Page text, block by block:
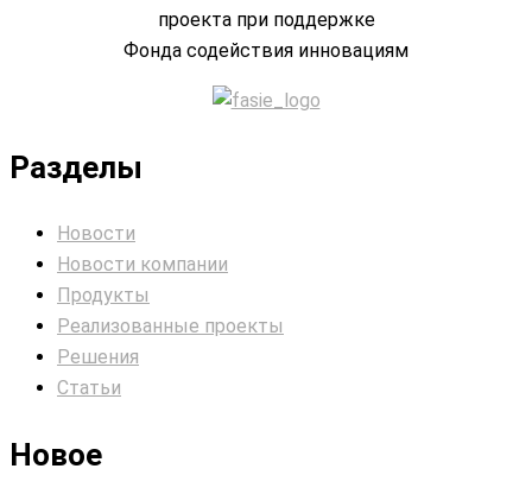
проекта при поддержке
Фонда содействия инновациям
Разделы
Новости
Новости компании
Продукты
Реализованные проекты
Решения
Статьи
Новое